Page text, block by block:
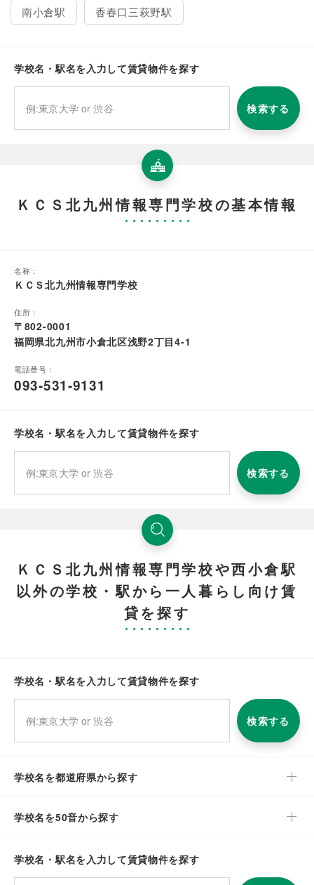
南小倉駅 香春口三萩野駅
学校名・駅名を入力して賃貸物件を探す
検索する
ＫＣＳ北九州情報専門学校の基本情報
名称：
ＫＣＳ北九州情報専門学校
住所：
〒802-0001
福岡県北九州市小倉北区浅野2丁目4-1
電話番号：
093-531-9131
学校名・駅名を入力して賃貸物件を探す
検索する
ＫＣＳ北九州情報専門学校や西小倉駅
以外の学校・駅から一人暮らし向け賃
貸を探す
学校名・駅名を入力して賃貸物件を探す
検索する
学校名を都道府県から探す
学校名を50音から探す
学校名・駅名を入力して賃貸物件を探す